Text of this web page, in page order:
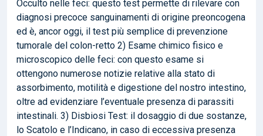
Occulto nelle feci: questo test permette di rilevare con
diagnosi precoce sanguinamenti di origine preoncogena
ed è, ancor oggi, il test più semplice di prevenzione
tumorale del colon-retto 2) Esame chimico fisico e
microscopico delle feci: con questo esame si
ottengono numerose notizie relative alla stato di
assorbimento, motilità e digestione del nostro intestino,
oltre ad evidenziare l’eventuale presenza di parassiti
intestinali. 3) Disbiosi Test: il dosaggio di due sostanze,
lo Scatolo e l’Indicano, in caso di eccessiva presenza